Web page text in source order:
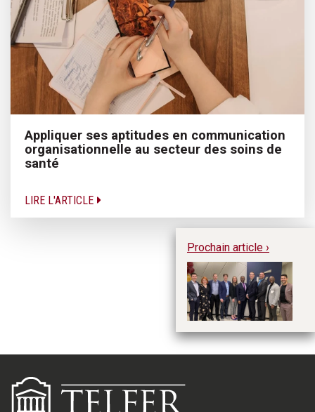
Appliquer ses aptitudes en communication
organisationnelle au secteur des soins de
santé
LIRE L'ARTICLE
Prochain article ›